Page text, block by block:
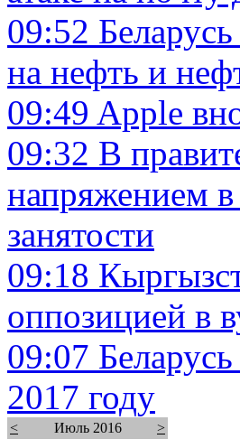
09:52
на нефть и
09:49 Apple
09:32 В
напряжением в
занятости
09:18
оппозицией в
09:07
2017 году
< Июль 2016
>